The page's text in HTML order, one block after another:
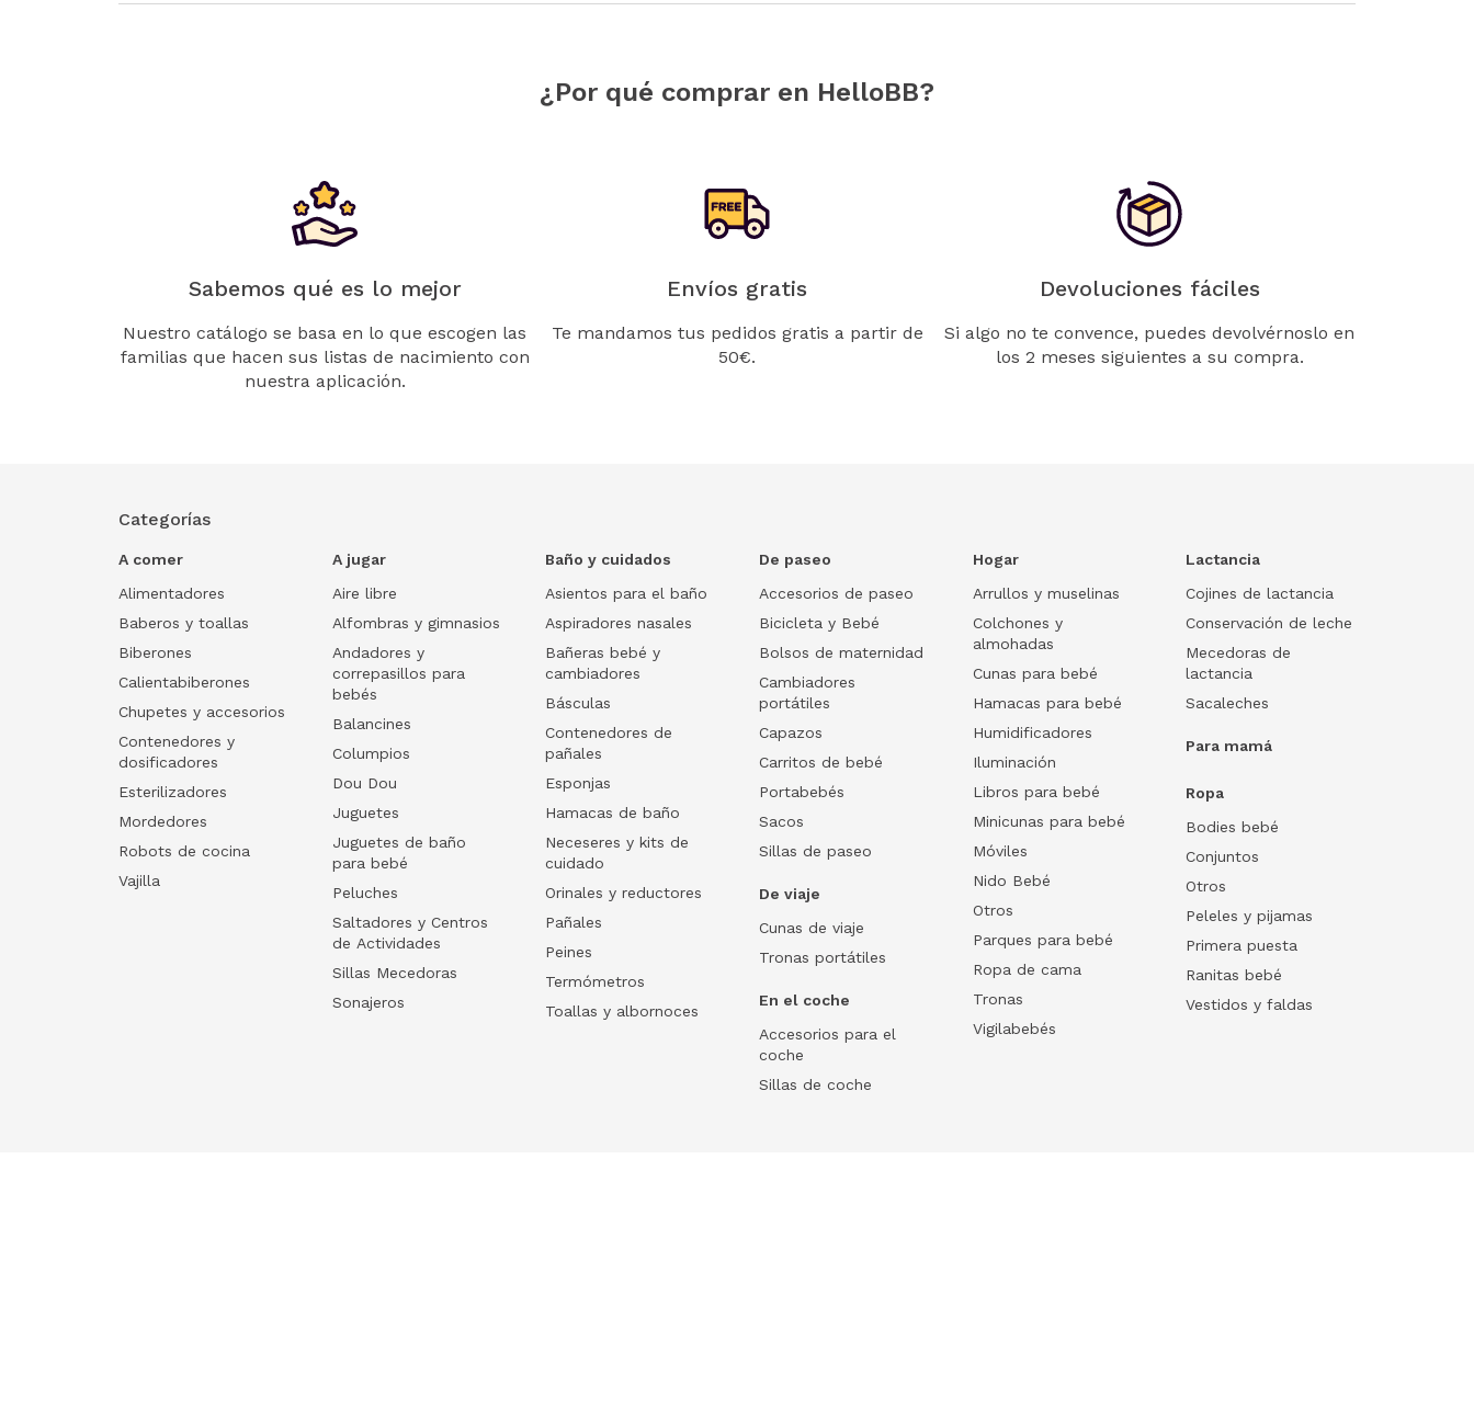
¿Por qué comprar en HelloBB?
Sabemos qué es lo mejor
Nuestro catálogo se basa en lo que escogen las
familias que hacen sus listas de nacimiento con
nuestra aplicación.
Envíos gratis
Te mandamos tus pedidos gratis a partir de
50€.
Devoluciones fáciles
Si algo no te convence, puedes devolvérnoslo en
los 2 meses siguientes a su compra.
Categorías
A comer
Alimentadores
Baberos y toallas
Biberones
Calientabiberones
Chupetes y accesorios
Contenedores y
dosificadores
Esterilizadores
Mordedores
Robots de cocina
Vajilla
A jugar
Aire libre
Alfombras y gimnasios
Andadores y
correpasillos para
bebés
Balancines
Columpios
Dou Dou
Juguetes
Juguetes de baño
para bebé
Peluches
Saltadores y Centros
de Actividades
Sillas Mecedoras
Sonajeros
Baño y cuidados
Asientos para el baño
Aspiradores nasales
Bañeras bebé y
cambiadores
Básculas
Contenedores de
pañales
Esponjas
Hamacas de baño
Neceseres y kits de
cuidado
Orinales y reductores
Pañales
Peines
Termómetros
Toallas y albornoces
De paseo
Accesorios de paseo
Bicicleta y Bebé
Bolsos de maternidad
Cambiadores
portátiles
Capazos
Carritos de bebé
Portabebés
Sacos
Sillas de paseo
De viaje
Cunas de viaje
Tronas portátiles
En el coche
Accesorios para el
coche
Sillas de coche
Hogar
Arrullos y muselinas
Colchones y
almohadas
Cunas para bebé
Hamacas para bebé
Humidificadores
Iluminación
Libros para bebé
Minicunas para bebé
Móviles
Nido Bebé
Otros
Parques para bebé
Ropa de cama
Tronas
Vigilabebés
Lactancia
Cojines de lactancia
Conservación de leche
Mecedoras de
lactancia
Sacaleches
Para mamá
Ropa
Bodies bebé
Conjuntos
Otros
Peleles y pijamas
Primera puesta
Ranitas bebé
Vestidos y faldas